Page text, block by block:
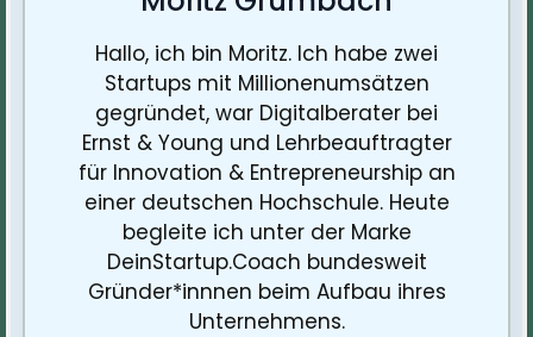
Hallo, ich bin Moritz. Ich habe zwei
Startups mit Millionenumsätzen
gegründet, war Digitalberater bei
Ernst & Young und Lehrbeauftragter
für Innovation & Entrepreneurship an
einer deutschen Hochschule. Heute
begleite ich unter der Marke
DeinStartup.Coach bundesweit
Gründer*innnen beim Aufbau ihres
Unternehmens.